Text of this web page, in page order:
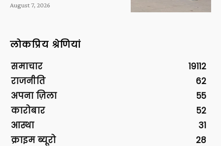
August 7, 2026
लोकप्रिय श्रेणियां
समाचार
19112
राजनीति
62
अपना ज़िला
55
कारोबार
52
आस्था
31
क्राइम ब्यूरो
28